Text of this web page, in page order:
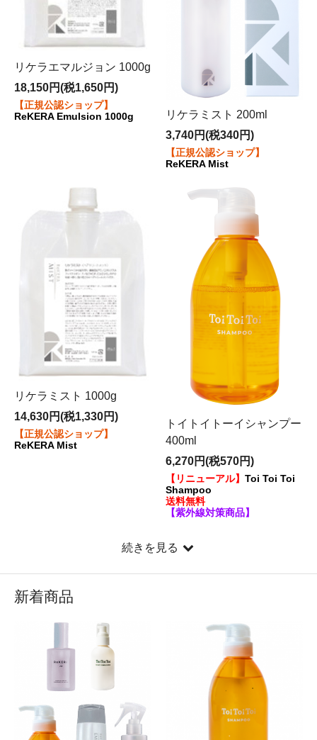
公式サイト→OMOTENASHI Selection
＊毎週火曜日・隔週月曜日がお休みになります。
リケラエマルジョン 1000g
18,150円(税1,650円)
【正規公認ショップ】
ReKERA Emulsion 1000g
リケラミスト 200ml
3,740円(税340円)
【正規公認ショップ】
ReKERA Mist
リケラミスト 1000g
14,630円(税1,330円)
【正規公認ショップ】
ReKERA Mist
トイトイトーイシャンプー
400ml
6,270円(税570円)
【リニューアル】 Toi Toi Toi
Shampoo
送料無料
【紫外線対策商品】
続きを見る
新着商品